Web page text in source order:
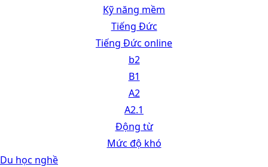
Kỹ năng mềm
Tiếng Đức
Tiếng Đức online
b2
B1
A2
A2.1
Động từ
Mức độ khó
Du học nghề